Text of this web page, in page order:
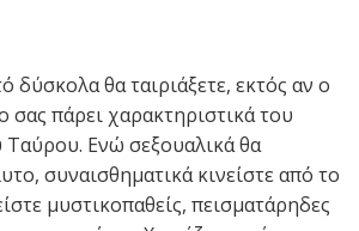
δύσκολα θα ταιριάξετε, εκτός αν ο
σας πάρει χαρακτηριστικά του
Ταύρου. Ενώ σεξουαλικά θα
συναισθηματικά κινείστε από το
μυστικοπαθείς, πεισματάρηδες